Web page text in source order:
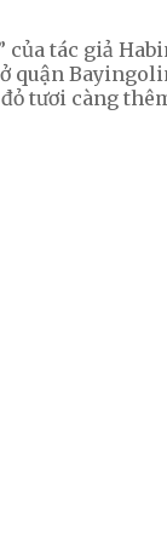
của tác giả
quận
tươi càng